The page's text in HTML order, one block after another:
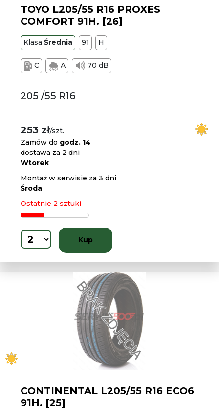
TOYO L205/55 R16 PROXES
COMFORT 91H. [26]
KlasaŚrednia 91 H
C A 70 dB
205 /55 R16
253 zł/szt.
Zamów do godz. 14
dostawa za 2 dni
Wtorek
Montaż w serwisie za 3 dni
Środa
Ostatnie 2 sztuki
Kup
CONTINENTAL L205/55 R16 ECO6
91H. [25]